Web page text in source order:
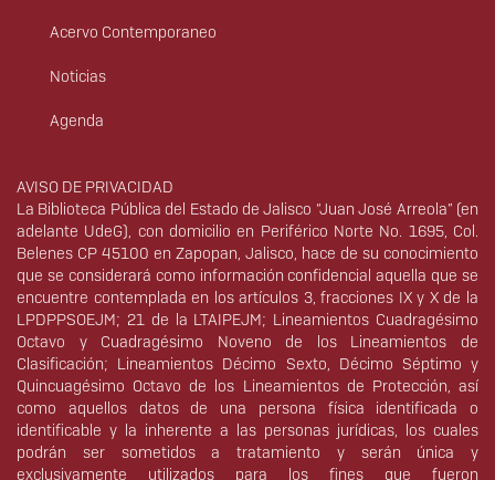
Acervo Contemporaneo
Noticias
Agenda
Derechos
AVISO DE PRIVACIDAD
La Biblioteca Pública del Estado de Jalisco “Juan José Arreola” (en
adelante UdeG), con domicilio en Periférico Norte No. 1695, Col.
Belenes CP 45100 en Zapopan, Jalisco, hace de su conocimiento
que se considerará como información confidencial aquella que se
encuentre contemplada en los artículos 3, fracciones IX y X de la
LPDPPSOEJM; 21 de la LTAIPEJM; Lineamientos Cuadragésimo
Octavo y Cuadragésimo Noveno de los Lineamientos de
Clasificación; Lineamientos Décimo Sexto, Décimo Séptimo y
Quincuagésimo Octavo de los Lineamientos de Protección, así
como aquellos datos de una persona física identificada o
identificable y la inherente a las personas jurídicas, los cuales
podrán ser sometidos a tratamiento y serán única y
exclusivamente utilizados para los fines que fueron